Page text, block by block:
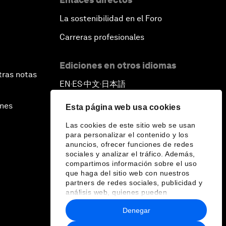
Esta página web usa cookies
Las cookies de este sitio web se usan
para personalizar el contenido y los
anuncios, ofrecer funciones de redes
sociales y analizar el tráfico. Además,
compartimos información sobre el uso
que haga del sitio web con nuestros
partners de redes sociales, publicidad y
análisis web, quienes pueden
combinarla con otra información que les
haya proporcionado o que hayan
recopilado a partir del uso que haya
Denegar
notas
La sostenibilidad en el Foro
Carreras profesionales
Ediciones en otros idiomas
EN ▪ ES▪中文▪ 日本語